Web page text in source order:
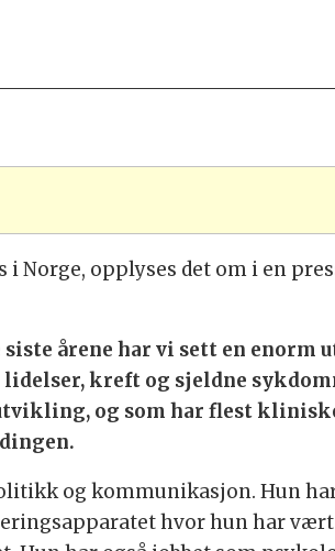
Norge, opplyses det om i en
årene har vi sett en enorm
kreft og sjeldne
og som har flest
og kommunikasjon. Hun
hvor hun har